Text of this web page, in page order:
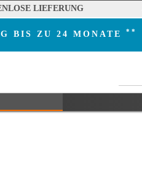
LIEFERUNG
BIS ZU 24 MONATE **